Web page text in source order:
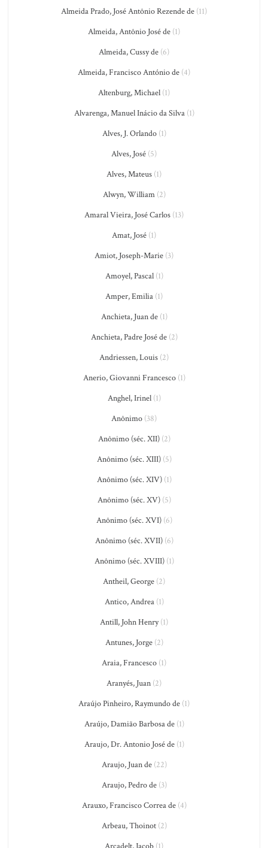
Almeida Prado, José Antônio Rezende de (11)
Almeida, Antônio José de (1)
Almeida, Cussy de (6)
Almeida, Francisco António de (4)
Altenburg, Michael (1)
Alvarenga, Manuel Inácio da Silva(1)
Alves, J. Orlando(1)
Alves, José (5)
Alves, Mateus (1)
Alwyn, William(2)
Amaral Vieira, José Carlos (13)
Amat, José (1)
Amiot, Joseph-Marie (3)
Amoyel, Pascal(1)
Amper, Emilia (1)
Anchieta, Juan de(1)
Anchieta, Padre José de(2)
Andriessen, Louis (2)
Anerio, Giovanni Francesco(1)
Anghel, Irinel(1)
Anônimo (38)
Anônimo (séc. XII)(2)
Anônimo (séc. XIII)(5)
Anônimo (séc. XIV)(1)
Anônimo (séc. XV)(5)
Anônimo (séc. XVI)(6)
Anônimo (séc. XVII)(6)
Anônimo (séc. XVIII)(1)
Antheil, George (2)
Antico, Andrea(1)
Antill, John Henry(1)
Antunes, Jorge(2)
Araia, Francesco (1)
Aranyés, Juan (2)
Araújo Pinheiro, Raymundo de (1)
Araújo, Damião Barbosa de(1)
Araujo, Dr. Antonio José de(1)
Araujo, Juan de(22)
Araujo, Pedro de(3)
Arauxo, Francisco Correa de(4)
Arbeau, Thoinot(2)